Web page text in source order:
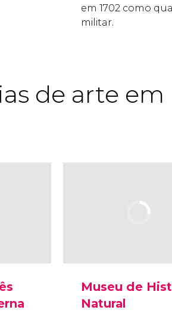
em 1702 como
militar.
de arte em
Museu de
Natural